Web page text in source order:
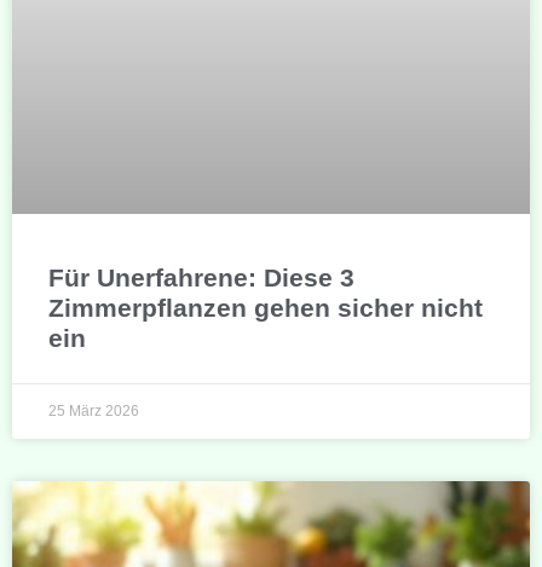
Für Unerfahrene: Diese 3
Zimmerpflanzen gehen sicher nicht
ein
25 März 2026